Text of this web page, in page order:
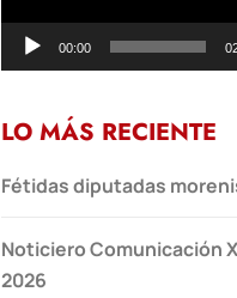
00:00
LO MÁS RECIENTE
Fétidas diputadas
Noticiero Comunicación
2026